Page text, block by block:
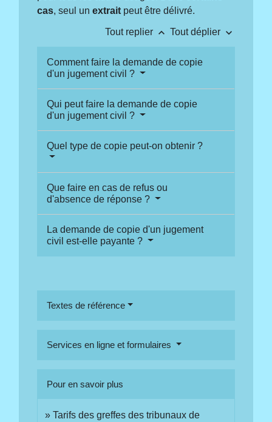
cas, seul unextrait peut être délivré.
Tout replier keyboard_arrow_up Tout déplier keyboard_arrow_down
Comment faire la demande de copie
d'un jugement civil ?
Qui peut faire la demande de copie
d'un jugement civil ?
Quel type de copie peut-on obtenir ?
Que faire en cas de refus ou
d'absence de réponse ?
La demande de copie d'un jugement
civil est-elle payante ?
Textes de référence
Services en ligne et formulaires
Pour en savoir plus
Tarifs des greffes des tribunaux de